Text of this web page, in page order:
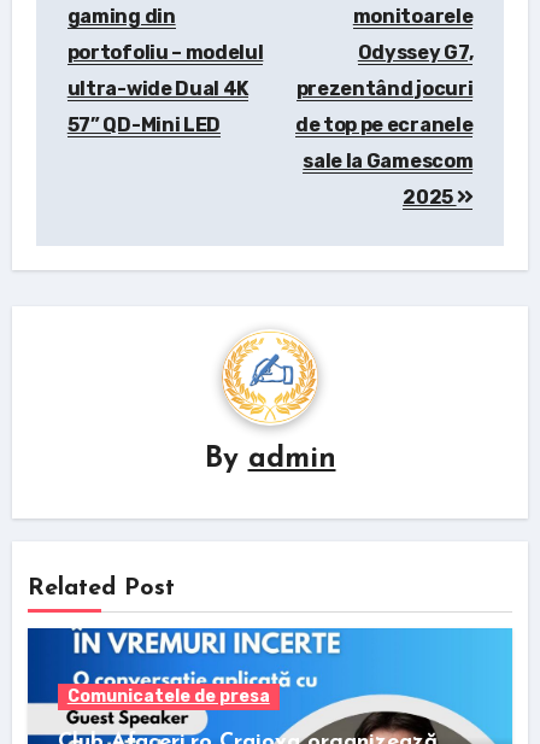
gaming din
portofoliu – modelul
ultra-wide Dual 4K
57” QD-Mini LED
monitoarele
Odyssey G7,
prezentând jocuri
de top pe ecranele
sale la Gamescom
2025
By admin
Related Post
Comunicatele de presa